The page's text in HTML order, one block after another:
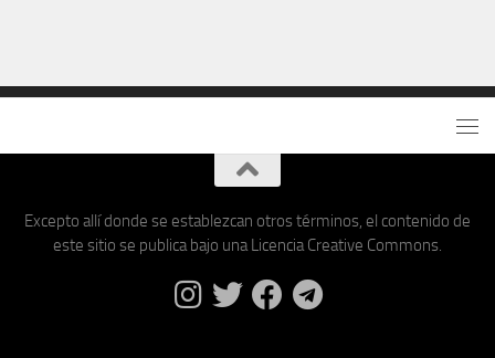
Excepto allí donde se establezcan otros términos, el contenido de
este sitio se publica bajo una Licencia Creative Commons.